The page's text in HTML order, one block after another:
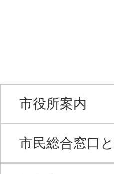
市役所案内
市民総合窓口